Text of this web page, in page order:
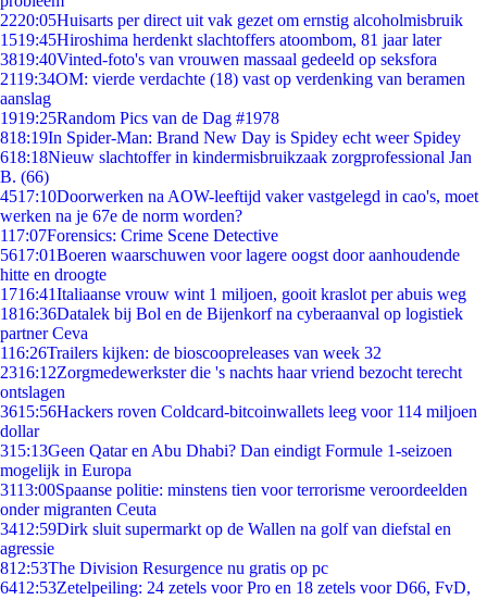
2220:05Huisarts per direct uit vak gezet om ernstig alcoholmisbruik
1519:45Hiroshima herdenkt slachtoffers atoombom, 81 jaar later
3819:40Vinted-foto's van vrouwen massaal gedeeld op seksfora
2119:34OM: vierde verdachte (18) vast op verdenking van beramen
aanslag
1919:25Random Pics van de Dag #1978
818:19In Spider-Man: Brand New Day is Spidey echt weer Spidey
618:18Nieuw slachtoffer in kindermisbruikzaak zorgprofessional Jan
B. (66)
4517:10Doorwerken na AOW-leeftijd vaker vastgelegd in cao's, moet
werken na je 67e de norm worden?
117:07Forensics: Crime Scene Detective
5617:01Boeren waarschuwen voor lagere oogst door aanhoudende
hitte en droogte
1716:41Italiaanse vrouw wint 1 miljoen, gooit kraslot per abuis weg
1816:36Datalek bij Bol en de Bijenkorf na cyberaanval op logistiek
partner Ceva
116:26Trailers kijken: de bioscoopreleases van week 32
2316:12Zorgmedewerkster die 's nachts haar vriend bezocht terecht
ontslagen
3615:56Hackers roven Coldcard-bitcoinwallets leeg voor 114 miljoen
dollar
315:13Geen Qatar en Abu Dhabi? Dan eindigt Formule 1-seizoen
mogelijk in Europa
3113:00Spaanse politie: minstens tien voor terrorisme veroordeelden
onder migranten Ceuta
3412:59Dirk sluit supermarkt op de Wallen na golf van diefstal en
agressie
812:53The Division Resurgence nu gratis op pc
6412:53Zetelpeiling: 24 zetels voor Pro en 18 zetels voor D66, FvD,